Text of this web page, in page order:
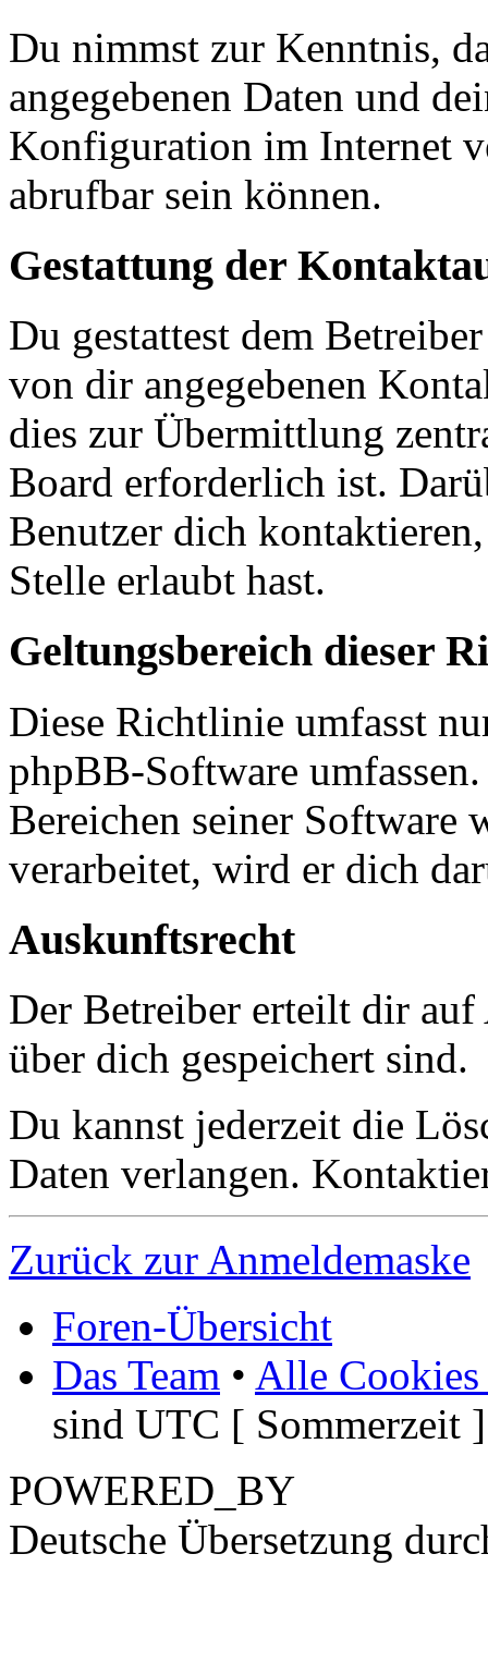
Du nimmst zur Kenntnis,
angegebenen Daten und
Konfiguration im Internet
abrufbar sein können.
Gestattung der
Du gestattest dem
von dir angegebenen
dies zur Übermittlung
Board erforderlich ist.
Benutzer dich
Stelle erlaubt hast.
Geltungsbereich dieser
Diese Richtlinie umfasst
phpBB-Software
Bereichen seiner Software
verarbeitet, wird er dich
Auskunftsrecht
Der Betreiber erteilt dir
über dich gespeichert sind.
Du kannst jederzeit die
Daten verlangen.
Zurück zur Anmeldemaske
Foren-Übersicht
Das Team • Alle Cookies
sind UTC [ Sommerzeit ]
POWERED_BY
Deutsche Übersetzung